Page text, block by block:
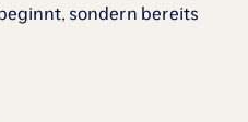
sondern bereits